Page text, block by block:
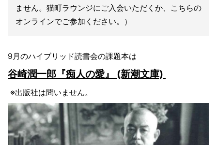
ません。猫町ラウンジにご入会いただくか、こちらの
オンラインでご参加ください。）
9月のハイブリッド読書会の課題本は
谷崎潤一郎『痴人の愛』 (新潮文庫)
※出版社は問いません。